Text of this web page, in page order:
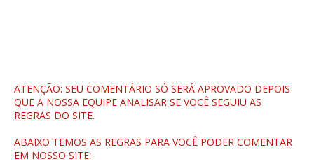
ATENÇÃO: SEU COMENTÁRIO SÓ SERÁ APROVADO DEPOIS
QUE A NOSSA EQUIPE ANALISAR SE VOCÊ SEGUIU AS
REGRAS DO SITE.
ABAIXO TEMOS AS REGRAS PARA VOCÊ PODER COMENTAR
EM NOSSO SITE: